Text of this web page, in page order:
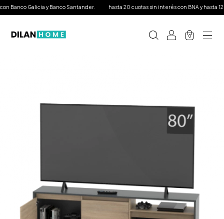
Galicia y Banco Santander. hasta 20 cuotas sin interés con BNA y hasta 12
0